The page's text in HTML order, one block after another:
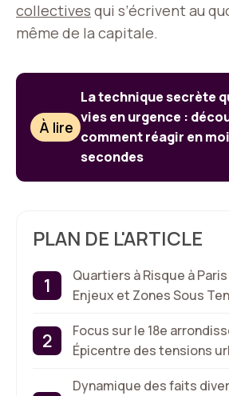
collectives qui s’écrivent au
même de la capitale.
À lire
La technique secrète
vies en urgence :
comment réagir en
secondes
PLAN DE L'ARTICLE
Quartiers à Risque à
Enjeux et Zones Sous
Focus sur le 18e
Épicentre des tensions
Dynamique des faits